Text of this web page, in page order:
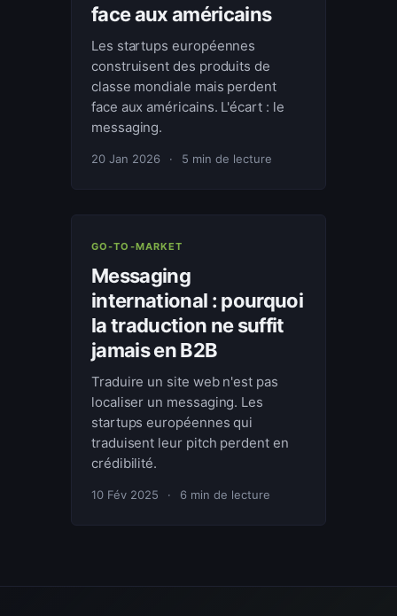
face aux américains
Les startups européennes
construisent des produits de
classe mondiale mais perdent
face aux américains. L'écart : le
messaging.
20 Jan 2026 · 5 min de lecture
GO-TO-MARKET
Messaging
international : pourquoi
la traduction ne suffit
jamais en B2B
Traduire un site web n'est pas
localiser un messaging. Les
startups européennes qui
traduisent leur pitch perdent en
crédibilité.
10 Fév 2025 · 6 min de lecture